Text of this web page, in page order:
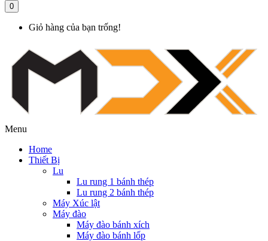
0
Giỏ hàng của bạn trống!
Menu
Home
Thiết Bị
Lu
Lu rung 1 bánh thép
Lu rung 2 bánh thép
Máy Xúc lật
Máy đào
Máy đào bánh xích
Máy đào bánh lốp